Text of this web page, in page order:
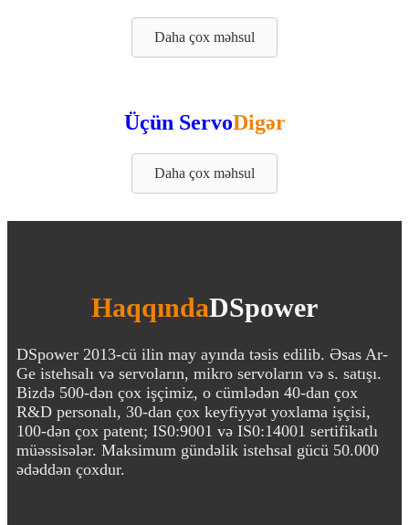
Daha çox məhsul
Üçün ServoDigər
Daha çox məhsul
HaqqındaDSpower
DSpower 2013-cü ilin may ayında təsis edilib. Əsas Ar-
Ge istehsalı və servoların, mikro servoların və s. satışı.
Bizdə 500-dən çox işçimiz, o cümlədən 40-dan çox
R&D personalı, 30-dan çox keyfiyyət yoxlama işçisi,
100-dən çox patent; IS0:9001 və IS0:14001 sertifikatlı
müəssisələr. Maksimum gündəlik istehsal gücü 50.000
ədəddən çoxdur.